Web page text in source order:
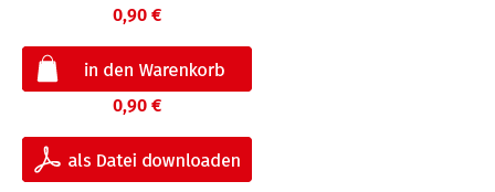
0,90 €
0,90 €